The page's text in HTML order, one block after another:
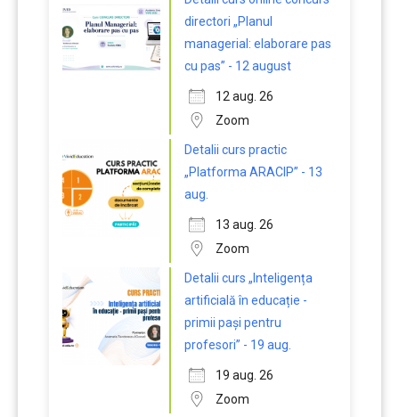
directori „Planul
managerial: elaborare pas
cu pas” - 12 august
12 aug. 26
Zoom
Detalii curs practic
„Platforma ARACIP” - 13
aug.
13 aug. 26
Zoom
Detalii curs „Inteligența
artificială în educație -
primii pași pentru
profesori” - 19 aug.
19 aug. 26
Zoom